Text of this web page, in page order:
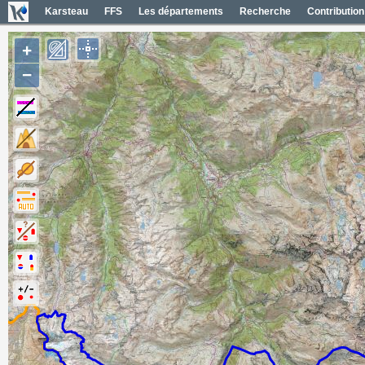
Karsteau FFS Les départements Recherche Contribution
+
−
Zones réglementées FR65 (1)
Contour du secteur
Contours secteurs département (16)
Noms et codes des secteurs
Contour du département
Contours zones du secteur (14)
Noms et codes des zones
Contours communes du secteur (3)
Noms et codes des communes
Carte hydrographique France
Limites administratives France
Cartes Lidar France